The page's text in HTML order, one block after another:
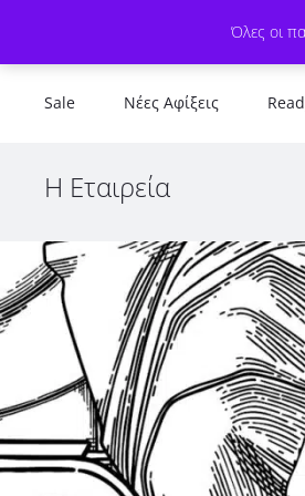
Όλες οι
Sale Νέες Αφίξεις
Η Εταιρεία